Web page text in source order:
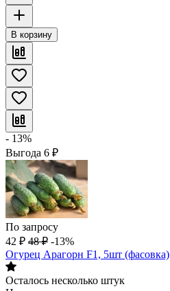
В корзину
- 13%
Выгода 6 ₽
По запросу
42 ₽ 48 ₽ -13%
Огурец Арагорн F1, 5шт (фасовка)
Осталось несколько штук